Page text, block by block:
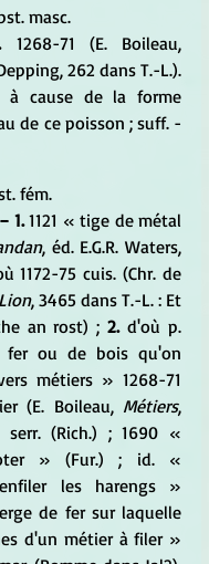
masc.
262 dans T.-L.).
à cause de la forme
de ce poisson ; suff. -
fém.
1. 1121 « tige de métal
, éd. E.G.R. Waters,
1172-75 cuis. (Chr. de
, 3465 dans T.-L. : Et
an rost) ; 2. d'où p.
ou de bois qu'on
métiers » 1268-71
(E. Boileau, Métiers,
(Rich.) ; 1690 «
» (Fur.) ; id. «
les harengs »
de fer sur laquelle
d'un métier à filer »